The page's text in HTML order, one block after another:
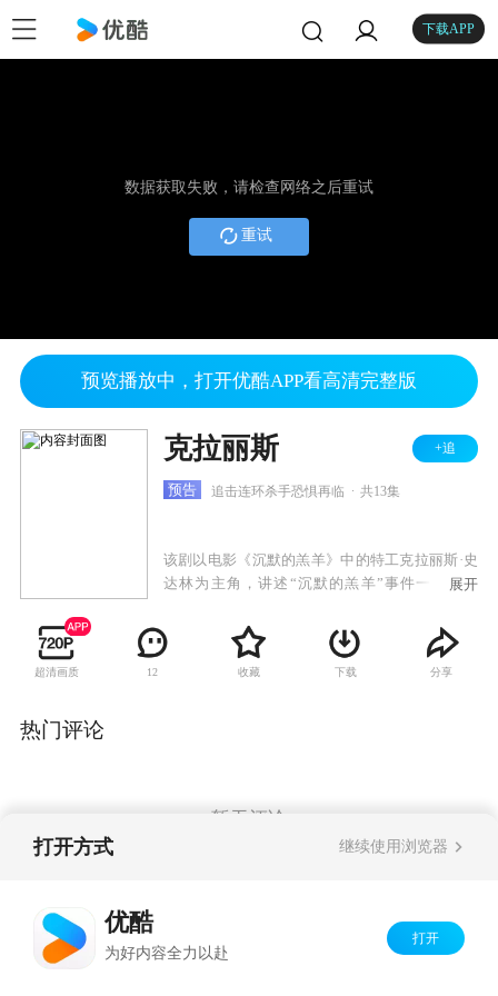
下载APP
数据获取失败，请检查网络之后重试
重试
预览播放中，打开优酷APP看高清完整版
克拉丽斯 +追
预告 追击连环杀手恐惧再临 共13集
该剧以电影《沉默的羔羊》中的特工克拉丽斯·史
达林为主角，讲述“沉默的羔羊”事件一年后的
犯罪者，同时也游走在华盛顿高风险的政治世
界。
展开
超清画质 12 收藏 下载 分享
热门评论
暂无评论
打开方式 继续使用浏览器
优酷
为好内容全力以赴
打开